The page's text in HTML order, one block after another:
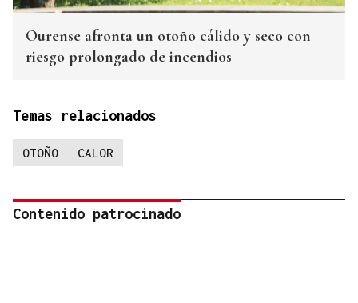
Ourense afronta un otoño cálido y seco con
riesgo prolongado de incendios
Temas relacionados
OTOÑO CALOR
Contenido patrocinado